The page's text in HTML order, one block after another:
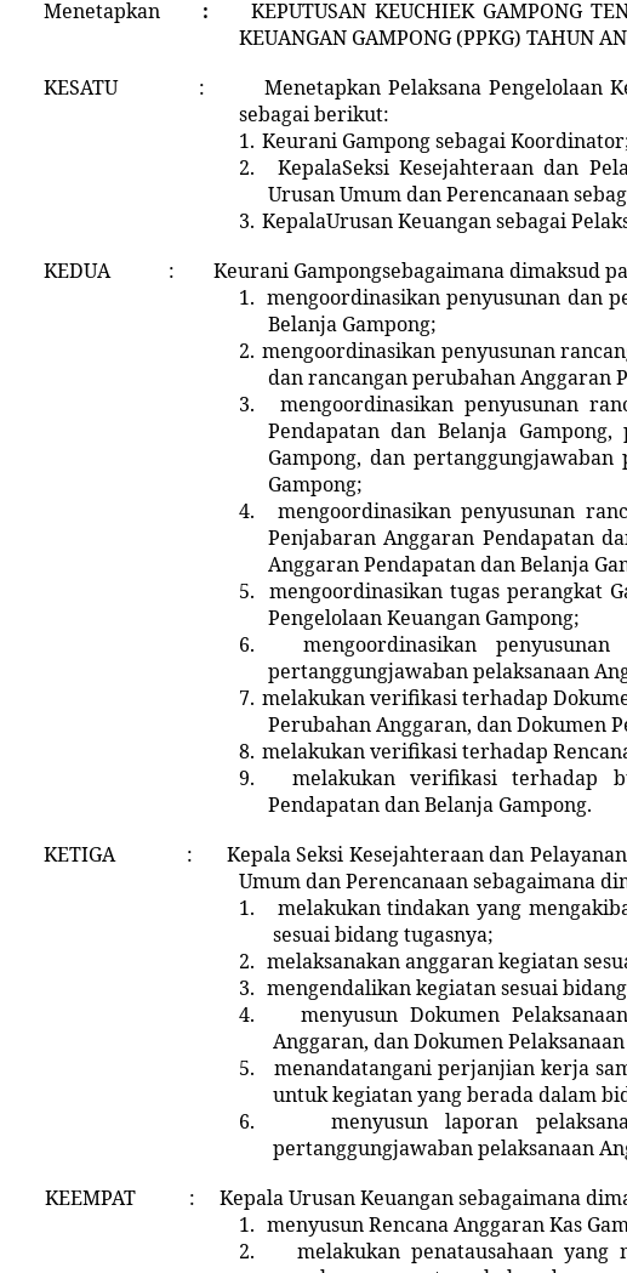
Menetapkan
: KEPUTUSAN KEUCHIEK GAMPONG
KEUANGAN GAMPONG(PPKG) TAHUN
KESATU
: Menetapkan Pelaksana Pengelolaan
sebagai berikut:
1. Keurani Gampongsebagai
2.
KepalaSeksi Kesejahteraan dan
Urusan Umum dan Perencanaan
3. KepalaUrusan Keuangan sebagai
KEDUA
:
Keurani Gampongsebagaimana dimaksud
1. mengoordinasikan penyusunan dan
Belanja Gampong;
2. mengoordinasikan penyusunan
dan rancangan perubahan Anggaran
3.
mengoordinasikan penyusunan
Pendapatan dan Belanja
Gampong, dan
Gampong;
4.
mengoordinasikan penyusunan
Penjabaran Anggaran Pendapatan
Anggaran Pendapatan dan Belanja
5. mengoordinasikan tugas perangkat
Pengelolaan Keuangan Gampong;
6.
mengoordinasikan
pertanggungjawaban pelaksanaan
7. melakukan verifikasi terhadap
Perubahan Anggaran, dan Dokumen
8. melakukan verifikasi terhadap
9.
melakukan verifikasi terhadap
Pendapatan dan Belanja Gampong.
KETIGA
: Kepala Seksi Kesejahteraan dan
Umum dan Perencanaan sebagaimana
1.
melakukan tindakan yang
sesuai bidang tugasnya;
2. melaksanakan anggaran kegiatan
3. mengendalikan kegiatan sesuai
4.
menyusun Dokumen
Anggaran, dan Dokumen
5.
menandatangani perjanjian kerja
untuk kegiatan yang berada dalam
6.
menyusun laporan
pertanggungjawaban pelaksanaan
KEEMPAT
: KepalaUrusan Keuangan sebagaimana
1. menyusunRencana Anggaran Kas
2.
melakukan penatausahaan